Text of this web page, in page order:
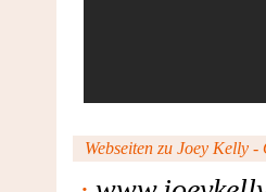
Webseiten zu Joey Kelly